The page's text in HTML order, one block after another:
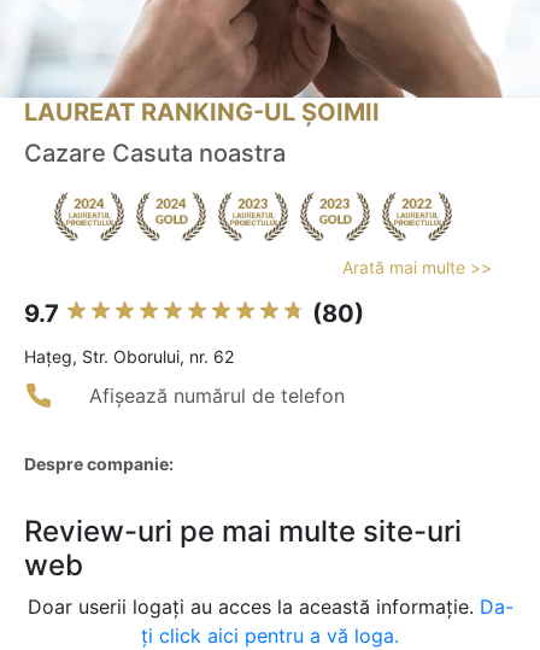
LAUREAT RANKING-UL ȘOIMII
Cazare Casuta noastra
Arată mai multe >>
9.7 (80)
Haţeg, Str. Oborului, nr. 62
Afișează numărul de telefon
Despre companie:
Review-uri pe mai multe site-uri
web
Doar userii logați au acces la această informație. Da-
ți click aici pentru a vă loga.